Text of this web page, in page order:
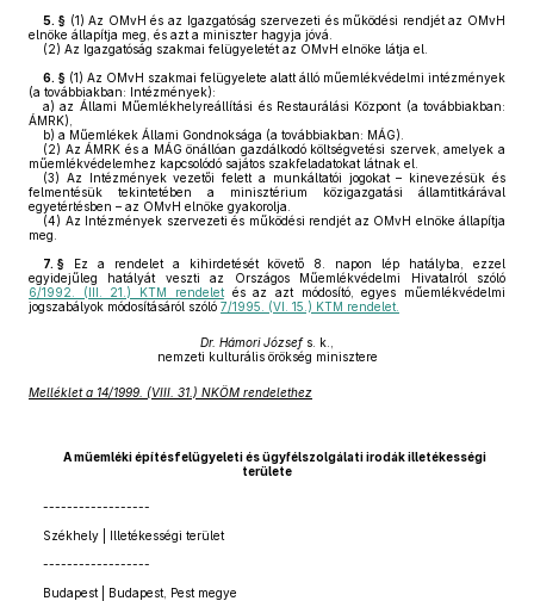
5. § (1) Az OMvH és az Igazgatóság szervezeti és működési rendjét az OMvH
elnöke állapítja meg, és azt a miniszter hagyja jóvá.
(2) Az Igazgatóság szakmai felügyeletét az OMvH elnöke látja el.
6. § (1) Az OMvH szakmai felügyelete alatt álló műemlékvédelmi intézmények
(a továbbiakban: Intézmények):
a) az Állami Műemlékhelyreállítási és Restaurálási Központ (a továbbiakban:
ÁMRK),
b) a Műemlékek Állami Gondnoksága (a továbbiakban: MÁG).
(2) Az ÁMRK és a MÁG önállóan gazdálkodó költségvetési szervek, amelyek a
műemlékvédelemhez kapcsolódó sajátos szakfeladatokat látnak el.
(3) Az Intézmények vezetői felett a munkáltatói jogokat – kinevezésük és
felmentésük tekintetében a minisztérium közigazgatási államtitkárával
egyetértésben – az OMvH elnöke gyakorolja.
(4) Az Intézmények szervezeti és működési rendjét az OMvH elnöke állapítja
meg.
7. § Ez a rendelet a kihirdetését követő 8. napon lép hatályba, ezzel
egyidejűleg hatályát veszti az Országos Műemlékvédelmi Hivatalról szóló
6/1992. (III. 21.) KTM rendeletés az azt módosító, egyes műemlékvédelmi
jogszabályok módosításáról szóló 7/1995. (VI. 15.) KTM rendelet.
Dr. Hámori Józsefs. k.,
nemzeti kulturális örökség minisztere
Melléklet a 14/1999. (VIII. 31.) NKÖM rendelethez
A műemléki építésfelügyeleti és ügyfélszolgálati irodák illetékességi
területe
------------------
Székhely | Illetékességi terület
------------------
Budapest | Budapest, Pest megye